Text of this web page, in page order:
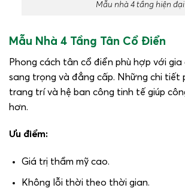
Mẫu nhà 4 tầng hiện đại
Mẫu Nhà 4 Tầng Tân Cổ Điển
Phong cách tân cổ điển phù hợp với gia
sang trọng và đẳng cấp. Những chi tiết
trang trí và hệ ban công tinh tế giúp
hơn.
Ưu điểm:
Giá trị thẩm mỹ cao.
Không lỗi thời theo thời gian.